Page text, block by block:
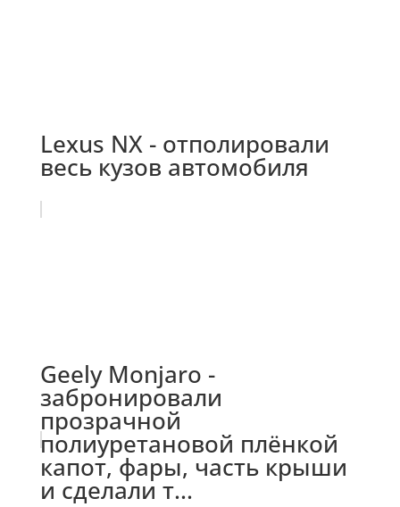
Lexus NX - отполировали
весь кузов автомобиля
Geely Monjaro -
забронировали
прозрачной
полиуретановой плёнкой
капот, фары, часть крыши
и сделали т...